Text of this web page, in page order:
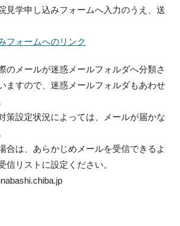
見学申し込みフォームへ入力のうえ、送
フォームへのリンク
のメールが迷惑メールフォルダへ分類さ
ますので、迷惑メールフォルダもあわせ
策設定状況によっては、メールが届かな
合は、あらかじめメールを受信できるよ
信リストに設定ください。